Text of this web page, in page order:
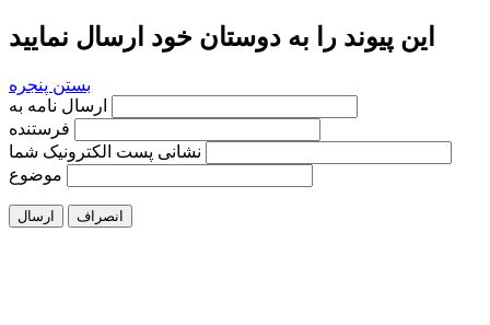
این پیوند را به دوستان خود ارسال نمایید
بستن پنجره
فرستنده
نشانی پست الکترونیک شما
موضوع
ارسال انصراف